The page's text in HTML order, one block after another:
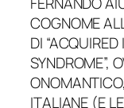
COGNOME
DI
SYNDROME”,
ITALIANE (E